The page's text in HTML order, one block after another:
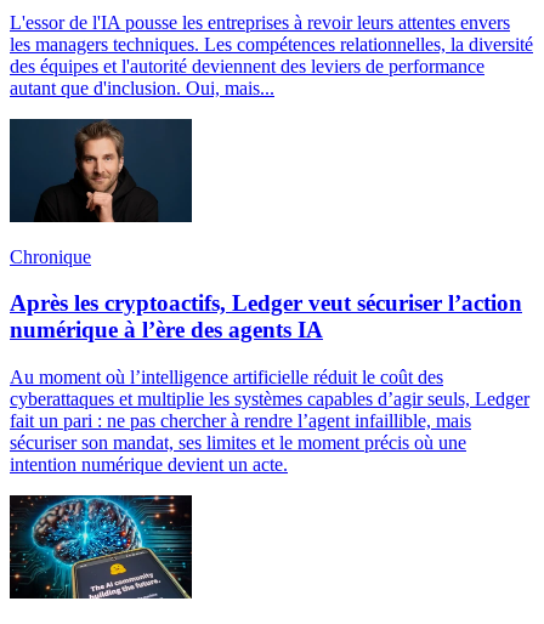
L'essor de l'IA pousse les entreprises à revoir leurs attentes envers
les managers techniques. Les compétences relationnelles, la diversité
des équipes et l'autorité deviennent des leviers de performance
autant que d'inclusion. Oui, mais...
Chronique
Après les cryptoactifs, Ledger veut sécuriser l’action
numérique à l’ère des agents IA
Au moment où l’intelligence artificielle réduit le coût des
cyberattaques et multiplie les systèmes capables d’agir seuls, Ledger
fait un pari : ne pas chercher à rendre l’agent infaillible, mais
sécuriser son mandat, ses limites et le moment précis où une
intention numérique devient un acte.